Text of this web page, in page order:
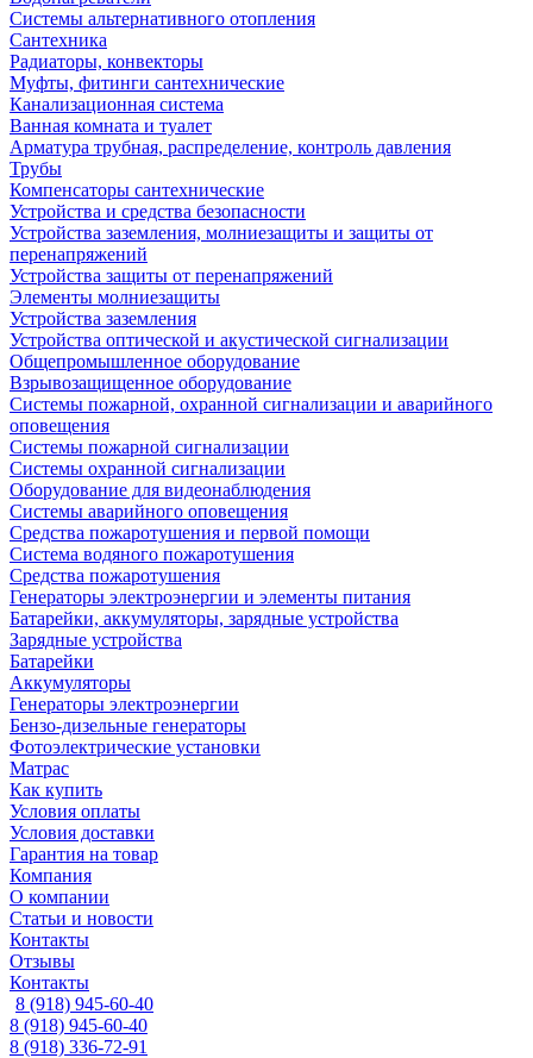
Системы альтернативного отопления
Сантехника
Радиаторы, конвекторы
Муфты, фитинги сантехнические
Канализационная система
Ванная комната и туалет
Арматура трубная, распределение, контроль давления
Трубы
Компенсаторы сантехнические
Устройства и средства безопасности
Устройства заземления, молниезащиты и защиты от
перенапряжений
Устройства защиты от перенапряжений
Элементы молниезащиты
Устройства заземления
Устройства оптической и акустической сигнализации
Общепромышленное оборудование
Взрывозащищенное оборудование
Системы пожарной, охранной сигнализации и аварийного
оповещения
Системы пожарной сигнализации
Системы охранной сигнализации
Оборудование для видеонаблюдения
Системы аварийного оповещения
Средства пожаротушения и первой помощи
Система водяного пожаротушения
Средства пожаротушения
Генераторы электроэнергии и элементы питания
Батарейки, аккумуляторы, зарядные устройства
Зарядные устройства
Батарейки
Аккумуляторы
Генераторы электроэнергии
Бензо-дизельные генераторы
Фотоэлектрические установки
Матрас
Как купить
Условия оплаты
Условия доставки
Гарантия на товар
Компания
О компании
Статьи и новости
Контакты
Отзывы
Контакты
8 (918) 945-60-40
8 (918) 945-60-40
8 (918) 336-72-91